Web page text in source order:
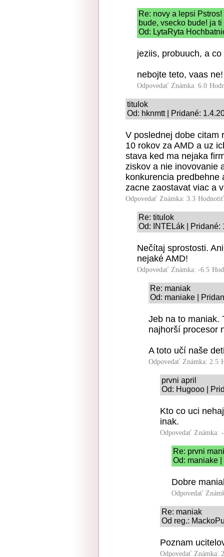
Re: novy a lepsi
bude, vsecko bude! ja
Od: LytaRyta
jeziis, probuuch, a
nebojte teto, vaas ne!
Odpovedať Známka: 6.0
titulok
Od: hknmtt | Pridané:
V poslednej dobe citam
10 rokov za AMD a uz
stava ked ma nejaka
ziskov a nie inovovanie
konkurencia predbehne
zacne zaostavat viac a
Odpovedať Známka: 3.3
Re: titulok
Od: INTELák | Pridané:
Nečítaj sprostosti.
nejaké AMD!
Odpovedať Známka: -6.5
Re: maniak
Od: maniake |
Jeb na to maniak.
najhorší procesor
A toto učí naše
Odpovedať Známka: 2.5
prvni april
Od: Hugooo |
Kto co uci
inak.
Odpovedať Známka:
Re: prvni
Od: maniake
Dobre
Odpovedať
Re: maniak
Od reg.:
Poznam
Odpovedať Známka: